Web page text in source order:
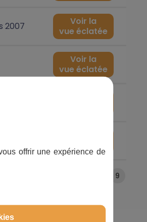
2007
Voir la
vue éclatée
Voir la
vue éclatée
vue éclatée
9
offrir une expérience de